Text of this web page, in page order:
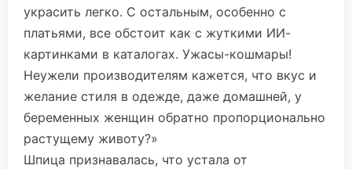
украсить легко. С остальным, особенно с
платьями, все обстоит как с жуткими ИИ-
картинками в каталогах. Ужасы-кошмары!
Неужели производителям кажется, что вкус и
желание стиля в одежде, даже домашней, у
беременных женщин обратно пропорционально
растущему животу?»
Шпица признавалась, что устала от